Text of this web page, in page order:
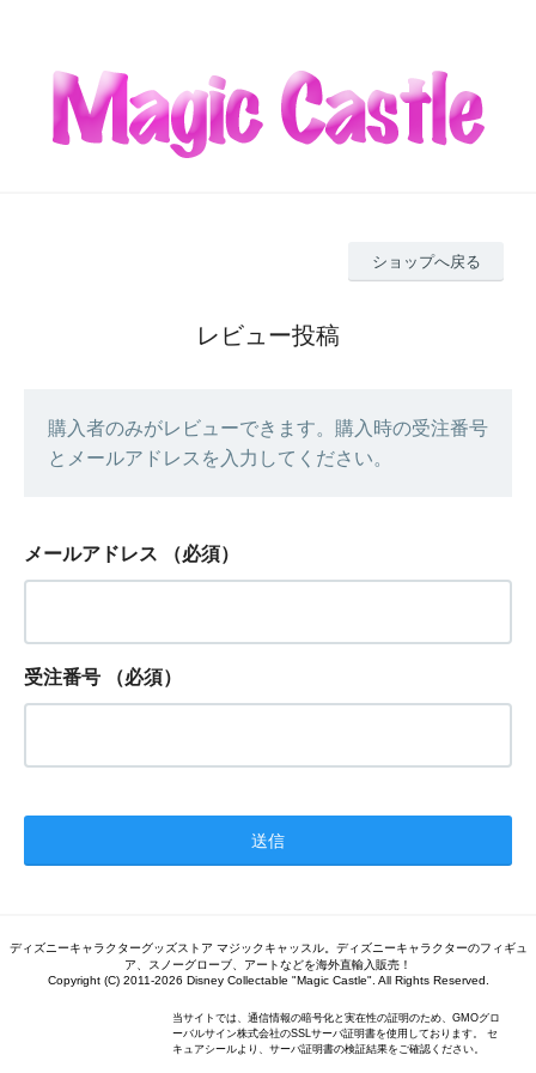
ショップへ戻る
レビュー投稿
購入者のみがレビューできます。購入時の受注番号
とメールアドレスを入力してください。
メールアドレス （必須）
受注番号 （必須）
ディズニーキャラクターグッズストア マジックキャッスル。ディズニーキャラクターのフィギュ
ア、スノーグローブ、アートなどを海外直輸入販売！
Copyright (C) 2011-2026 Disney Collectable "Magic Castle". All Rights Reserved.
当サイトでは、通信情報の暗号化と実在性の証明のため、GMOグロ
ーバルサイン株式会社のSSLサーバ証明書を使用しております。 セ
キュアシールより、サーバ証明書の検証結果をご確認ください。